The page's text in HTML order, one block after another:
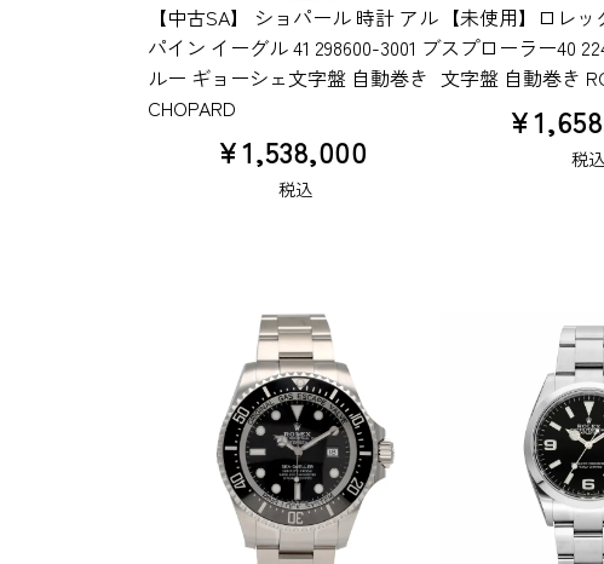
【中古SA】 ショパール 時計 アル
パイン イーグル 41 298600-3001 ブ
ルー ギョーシェ文字盤 自動巻き
CHOPARD
¥1,538,000
税込
【未使用】ロレ
スプローラー40
文字盤 自動巻き
¥
税込